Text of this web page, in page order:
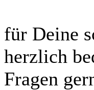
für Deine
herzlich
Fragen